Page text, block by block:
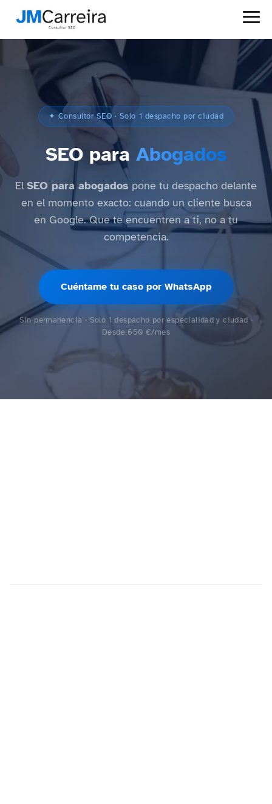
✦ Consultor SEO · Solo 1 despacho por ciudad
SEO para Abogados
El SEO para abogados pone tu despacho delante
en el momento exacto: cuando un cliente busca
en Google. Que te encuentren a ti, no a tu
competencia.
Cuéntame tu caso por WhatsApp
Sin permanencia · Solo 1 despacho por especialidad y ciudad ·
Desde 650 €/mes